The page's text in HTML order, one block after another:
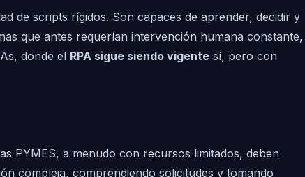
de scripts rígidos. Son capaces de aprender, decidir y
que antes requerían intervención humana constante,
donde el RPA sigue siendo vigente sí, pero con
PYMES, a menudo con recursos limitados, deben
compleja, comprendiendo solicitudes y tomando